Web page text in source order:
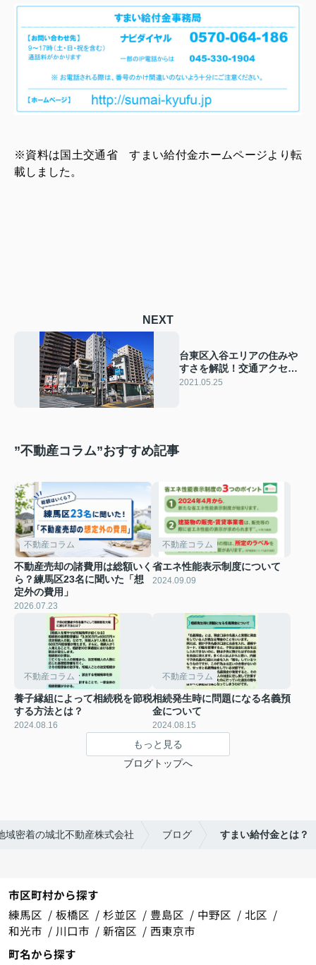
※資料は国土交通省すまい給付金ホームページより転
載しました。
NEXT
台東区入谷エリアの住みや
すさを解説！交通アクセス
や買い物スポットは？
2021.05.25
”不動産コラム”おすすめ記事
不動産コラム
不動産売却の諸費用は総額いく
ら？練馬区23名に聞いた「想
定外の費用」
2026.07.23
不動産コラム
省エネ性能表示制度について
2024.09.09
不動産コラム
養子縁組によって相続税を節税
する方法とは？
2024.08.16
不動産コラム
相続発生時に問題になる名義預
金について
2024.08.15
もっと見る
ブログトップへ
域密着の城北不動産株式会社 ブログ すまい給付金とは？
市区町村から探す
練馬区
板橋区 杉並区 豊島区 中野区
北区
和光市
川口市 新宿区
西東京市
町名から探す